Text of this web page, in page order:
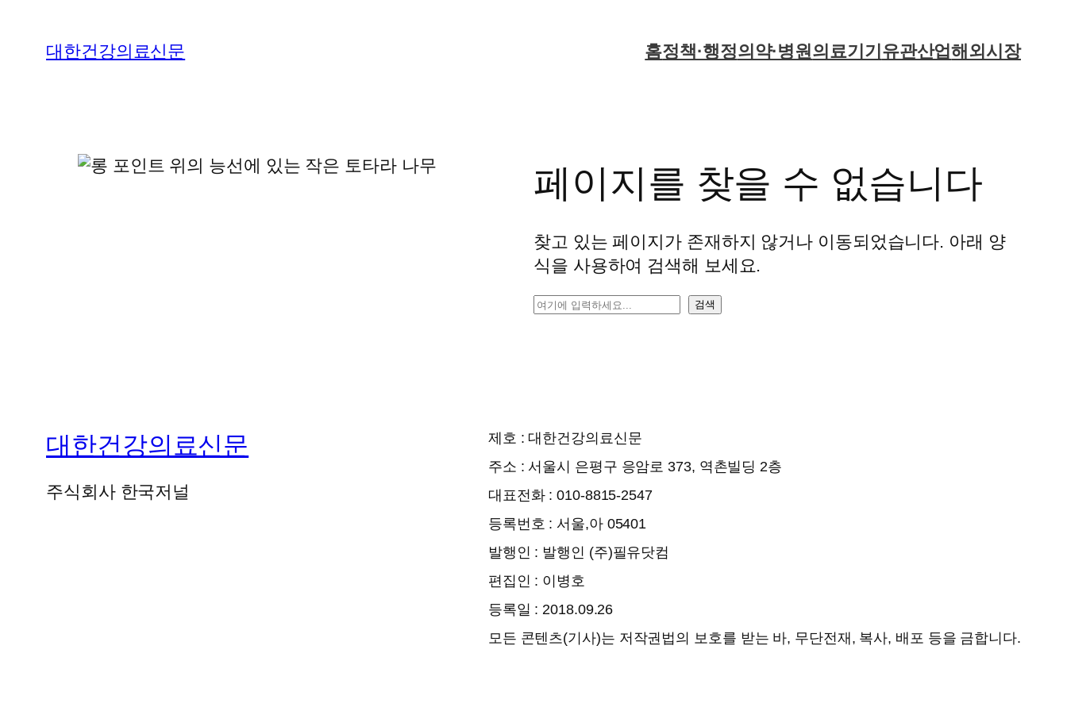
대한건강의료신문 홈정책·행정의약·병원의료기기 유관산업해외시장
페이지를 찾을 수 없습니다
찾고 있는 페이지가 존재하지 않거나 이동되었습니다. 아래 양
식을 사용하여 검색해 보세요.
검
검색
대한건강의료신문
주식회사 한국저널
제호 : 대한건강의료신문
주소 : 서울시 은평구 응암로 373, 역촌빌딩 2층
대표전화 : 010-8815-2547
등록번호 : 서울,아 05401
발행인 : 발행인 (주)필유닷컴
편집인 : 이병호
등록일 : 2018.09.26
모든 콘텐츠(기사)는 저작권법의 보호를 받는 바, 무단전재, 복사, 배포 등을 금합니다.